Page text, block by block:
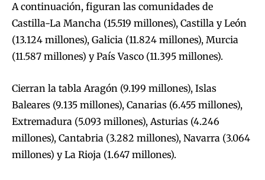
A continuación, figuran las comunidades de
Castilla-La Mancha (15.519 millones), Castilla y León
(13.124 millones), Galicia (11.824 millones), Murcia
(11.587 millones) y País Vasco (11.395 millones).
Cierran la tabla Aragón (9.199 millones), Islas
Baleares (9.135 millones), Canarias (6.455 millones),
Extremadura (5.093 millones), Asturias (4.246
millones), Cantabria (3.282 millones), Navarra (3.064
millones) y La Rioja (1.647 millones).